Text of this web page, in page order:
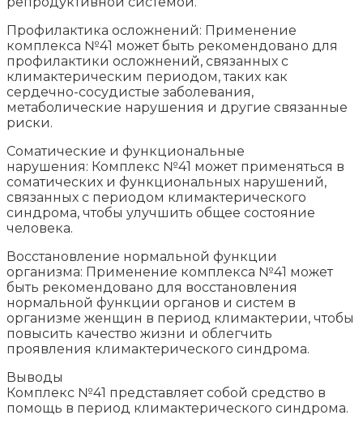
Профилактика осложнений: Применение
комплекса №41 может быть рекомендовано для
профилактики осложнений, связанных с
климактерическим периодом, таких как
сердечно-сосудистые заболевания,
метаболические нарушения и другие связанные
риски.
Соматические и функциональные
нарушения: Комплекс №41 может применяться в
соматических и функциональных нарушений,
связанных с периодом климактерического
синдрома, чтобы улучшить общее состояние
человека.
Восстановление нормальной функции
организма: Применение комплекса №41 может
быть рекомендовано для восстановления
нормальной функции органов и систем в
организме женщин в период климактерии, чтобы
повысить качество жизни и облегчить
проявления климактерического синдрома.
Выводы
Комплекс №41 представляет собой средство в
помощь в период климактерического синдрома.